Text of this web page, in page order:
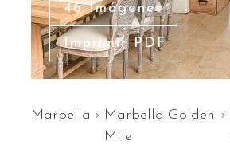
46 Imágenes
Imprimir PDF
Marbella › Marbella Golden
Mile
›